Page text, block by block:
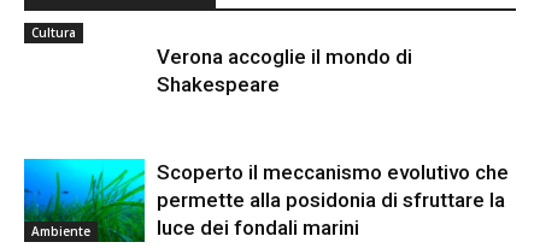
Cultura
Verona accoglie il mondo di
Shakespeare
Ambiente
Scoperto il meccanismo evolutivo che
permette alla posidonia di sfruttare la
luce dei fondali marini